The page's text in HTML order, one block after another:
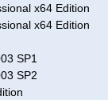
x64 Edition
x64 Edition
SP1
SP2